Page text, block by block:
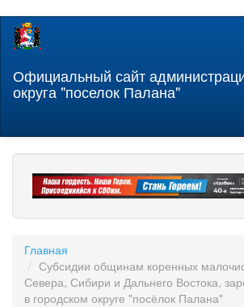
Перейти
содержанию
Официальный сайт
округа "поселок Палана"
Главная
Субсидии общинам коренных
Севера, Сибири и Дальнего Востока,
в городском округе "посёлок Палана"